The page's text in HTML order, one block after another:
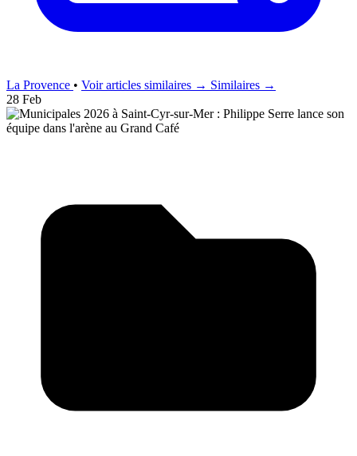
La Provence • Voir articles similaires → Similaires →
28 Feb